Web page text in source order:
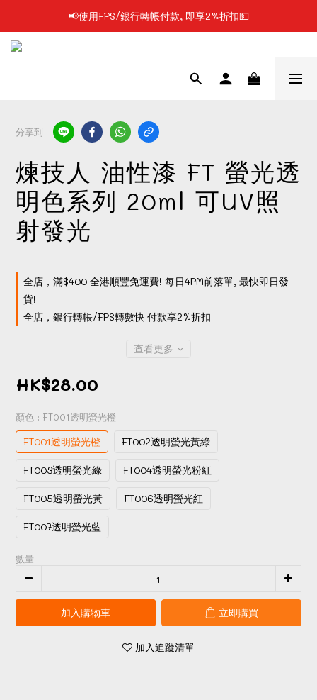
📢凡購物滿$199 順豐自提點免運費📦📦
分享到
煉技人 油性漆 FT 螢光透
明色系列 20ml 可UV照
射發光
全店，滿$400 全港順豐免運費! 每日4PM前落單, 最快即日發
貨!
全店，銀行轉帳/FPS轉數快 付款享2%折扣
查看更多
HK$28.00
顏色 : FT001透明螢光橙
FT001透明螢光橙 FT002透明螢光黃綠
FT003透明螢光綠 FT004透明螢光粉紅
FT005透明螢光黃 FT006透明螢光紅
FT007透明螢光藍
數量
加入購物車 立即購買
加入追蹤清單